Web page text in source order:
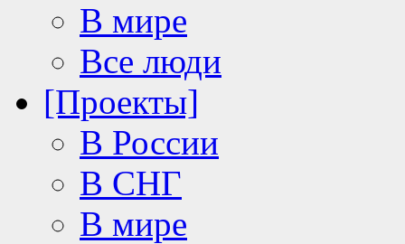
В мире
Все люди
[Проекты]
В России
В СНГ
В мире